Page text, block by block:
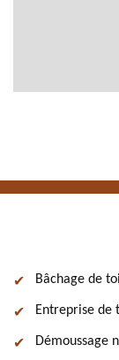
Bâchage de
Entreprise de
Démoussage